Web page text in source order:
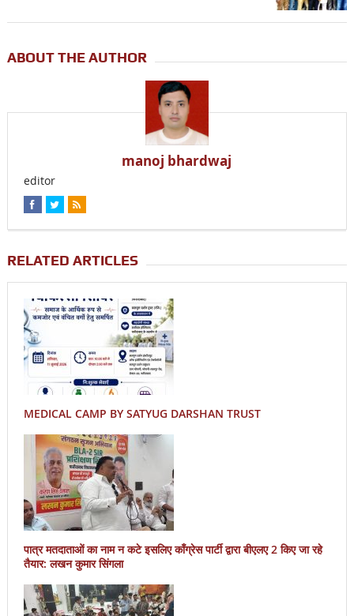
ABOUT THE AUTHOR
manoj bhardwaj
editor
RELATED ARTICLES
MEDICAL CAMP BY SATYUG DARSHAN TRUST
पात्र मतदाताओं का नाम न कटे इसलिए काँग्रेस पार्टी द्वारा बीएलए 2 किए जा रहे
तैयार: लखन कुमार सिंगला